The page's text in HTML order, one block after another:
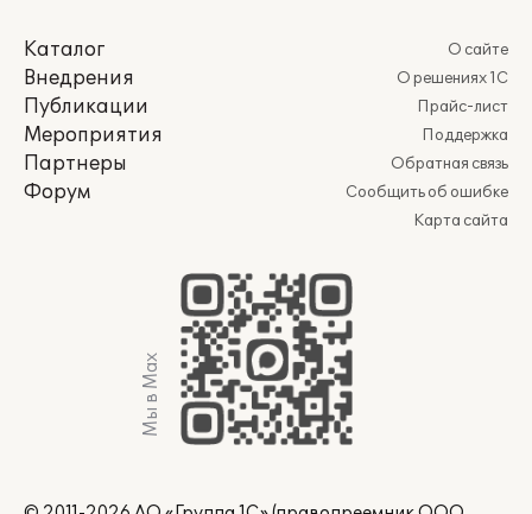
Каталог
Внедрения
Публикации
Мероприятия
Партнеры
Форум
О сайте
О решениях 1С
Прайс-лист
Поддержка
Обратная связь
Сообщить об ошибке
Карта сайта
Мы в Max